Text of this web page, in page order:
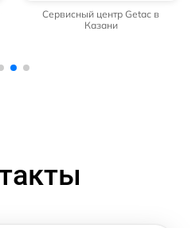
Сервисный центр Getac в
Казани